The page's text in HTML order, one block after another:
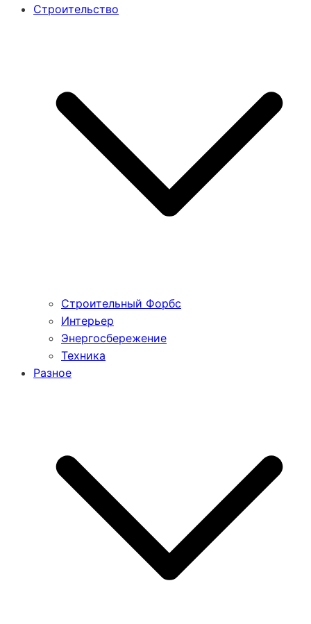
Строительство
Строительный Форбс
Интерьер
Энергосбережение
Техника
Разное